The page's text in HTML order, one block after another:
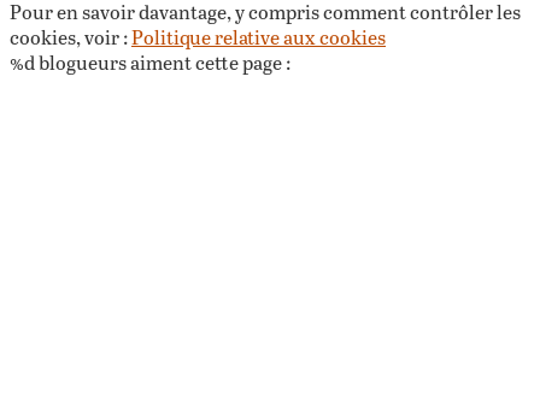
Pour en savoir davantage, y compris comment contrôler les
cookies, voir :Politique relative aux cookies
%dblogueurs aiment cette page :